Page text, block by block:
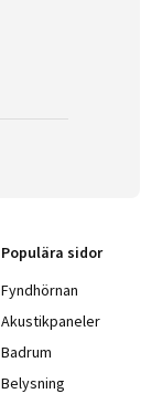
Populära sidor
Fyndhörnan
Akustikpaneler
Badrum
Belysning